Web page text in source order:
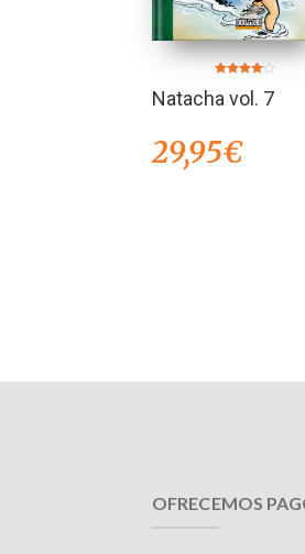
en
4.00
Natacha vol. 7
29,95€
OFRECEMOS